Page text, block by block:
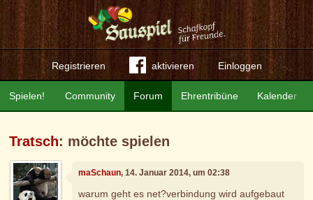
Registrieren aktivieren Einloggen
Community Forum Ehrentribüne Kalender
Spielen!
Tratsch: möchte spielen
maSchaun, 14. Januar 2014, um 02:38
warum geht es net?verbindung wird aufgebaut